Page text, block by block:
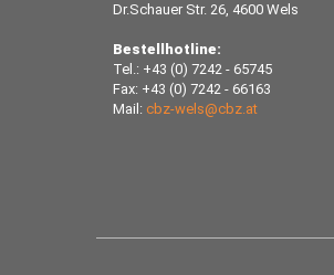
Dr.Schauer Str. 26, 4600 Wels
Bestellhotline:
Tel.: +43 (0) 7242 - 65745
Fax: +43 (0) 7242 - 66163
Mail: cbz-wels@cbz.at